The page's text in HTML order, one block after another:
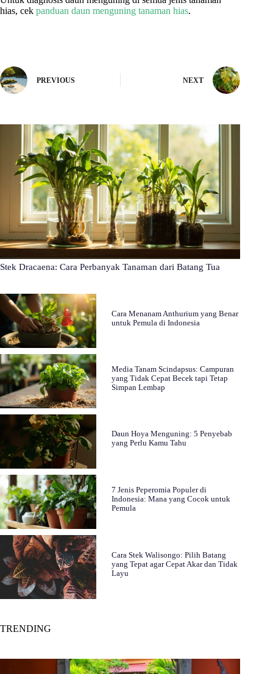
hias, cek panduan daun menguning tanaman hias.
PREVIOUS NEXT
Stek Dracaena: Cara Perbanyak Tanaman dari Batang Tua
Cara Menanam Anthurium yang Benar
untuk Pemula di Indonesia
Media Tanam Scindapsus: Campuran
yang Tidak Cepat Becek tapi Tetap
Simpan Lembap
Daun Hoya Menguning: 5 Penyebab
yang Perlu Kamu Tahu
7 Jenis Peperomia Populer di
Indonesia: Mana yang Cocok untuk
Pemula
Cara Stek Walisongo: Pilih Batang
yang Tepat agar Cepat Akar dan Tidak
Layu
TRENDING